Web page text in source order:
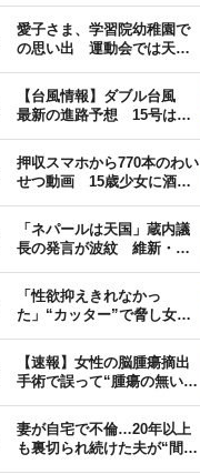
愛子さま、学習院幼稚園で
の思い出 運動会では天皇
【台風情報】ダブル台風
最新の進路予想 15号は北
押収スマホから770本のわい
せつ動画 15歳少女に酒と
「ネパールは天国」蔵内議
長の発言が波紋 維新・吉
「性欲抑えきれなかっ
た」“カッター”で脅し女子
【速報】女性の脳腫瘍摘出
手術で誤って“腫瘍の無い部
妻が自宅で不倫…20年以上
も裏切られ続けた夫が“間